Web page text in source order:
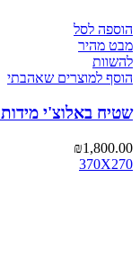
הוספה לסל
מבט מהיר
להשוות
הוסף למוצרים שאהבתי
שטיח באלוצ'י מידות 130X90
₪1,800.00
370X270